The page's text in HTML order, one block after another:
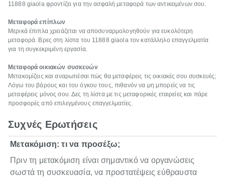
11888 giaola φροντίζει για την ασφαλή μεταφορά των αντικειμένων σου.
Μεταφορά επίπλων
Μερικά έπιπλα χρειάζεται να αποσυναρμολογηθούν για ευκολότερη
μεταφορά. Βρες στη λίστα του 11888 giaola τον κατάλληλο επαγγελματία
για τη συγκεκριμένη εργασία.
Μεταφορά οικιακών συσκευών
Μετακομίζεις και αναρωτιέσαι πώς θα μεταφέρεις τις οικιακές σου συσκευές;
Λόγω του βάρους και του όγκου τους, πιθανόν να μη μπορείς να τις
μεταφέρεις μόνος σου. Δες τη λίστα με τις μεταφορικές εταιρείες και πάρε
προσφορές από επιλεγμένους επαγγελματίες.
Συχνές Ερωτήσεις
Μετακόμιση: τι να προσέξω;
Πριν τη μετακόμιση είναι σημαντικό να οργανώσεις
σωστά τη συσκευασία, να προστατέψεις εύθραυστα